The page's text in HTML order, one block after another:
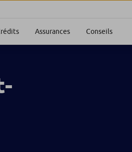
Assurances Conseils